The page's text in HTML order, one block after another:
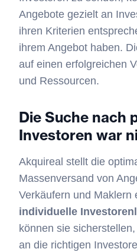
Angebote gezielt an
ihren Kriterien
ihrem Angebot haben.
auf einen erfolgreichen
und Ressourcen.
Die Suche nach
Investoren war
Akquireal stellt die
Massenversand von
Verkäufern und Maklern
individuelle
können sie
an die richtigen